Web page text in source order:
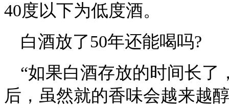
40度以下为低度酒。
白酒放了50年还能喝吗?
“如果白酒存放的时间长了
后，虽然就的香味会越来越